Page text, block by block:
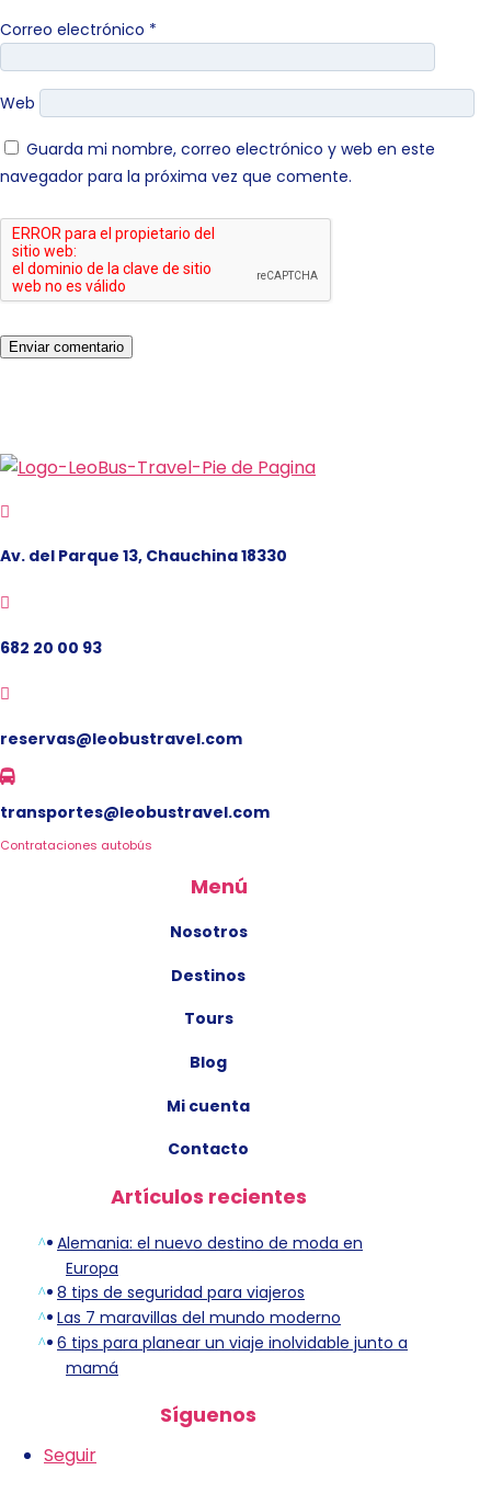
Correo electrónico *
Web
Guarda mi nombre, correo electrónico y web en este
navegador para la próxima vez que comente.
Enviar comentario

Av. del Parque 13, Chauchina 18330

682 20 00 93

reservas@leobustravel.com

transportes@leobustravel.com
Contrataciones autobús
Menú
Nosotros
Destinos
Tours
Blog
Mi cuenta
Contacto
Artículos recientes
Alemania: el nuevo destino de moda en
Europa
8 tips de seguridad para viajeros
Las 7 maravillas del mundo moderno
6 tips para planear un viaje inolvidable junto a
mamá
Síguenos
Seguir